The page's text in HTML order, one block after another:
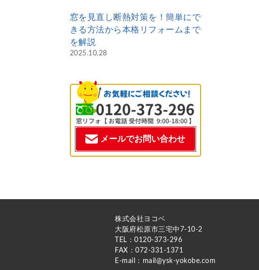
窓を見直し断熱対策を！簡単にで
きる方法から本格リフォームまで
を解説
2025.10.28
メールでお問い合わせ
株式会社ヨコベ
大阪府松原市三宅中7-10-2
TEL：0120-373-296
FAX：072-331-1371
E-mail：mail@ysk-yokobe.com